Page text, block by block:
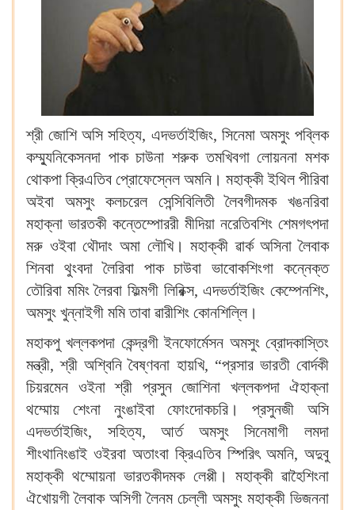
শ্রী জোশি অসি সহিত্য, এদভর্তাইজিং, সিনেমা অমসুং পব্লিক
কম্ম্যুনিকেসনদা পাক চাউনা শরুক তমখিবগা লোয়ননা মশক
থোকপা ক্রিএতিব প্রোফেস্নেল অমনি। মহাক্কী ইথিল পীরিবা
অইবা অমসুং কলচরেল সেন্সিবিলিতী লৈবগীদমক খঙনরিবা
মহাক্না ভারতকী কন্তেম্পোররী মীদিয়া নরেতিবশিং শেমগৎপদা
মরু ওইবা থৌদাং অমা লৌখি। মহাক্কী ৱার্ক অসিনা লৈবাক
শিনবা থুংবদা লৈরিবা পাক চাউবা ভাবোকশিংগা কন্নেক্ত
তৌরিবা মমিং লৈরবা ফিল্মগী লিরিক্স, এদভর্তাইজিং কেম্পেনশিং,
অমসুং খুন্নাইগী মমি তাবা ৱারীশিং কোনশিল্লি।
মহাকপু খল্লকপদা কেন্দ্রগী ইনফোর্মেসন অমসুং ব্রোদকাস্তিং
মন্ত্রী, শ্রী অশ্বিনি বৈষ্ণবনা হায়খি, “প্রসার ভারতী বোর্দকী
চিয়রমেন ওইনা শ্রী প্রসুন জোশিনা খল্লকপদা ঐহাক্না
থম্মোয় শেংনা নুংঙাইবা ফোংদোকচরি। প্রসুনজী অসি
এদভর্তাইজিং, সহিত্য, আর্ত অমসুং সিনেমাগী লমদা
শীংথানিংঙাই ওইরবা অতাংবা ক্রিএতিব স্পিরিৎ অমনি, অদুবু
মহাক্কী থম্মোয়না ভারতকীদমক লেপ্পী। মহাক্কী ৱাহৈশিংনা
ঐখোয়গী লৈবাক অসিগী লৈনম চেল্লী অমসুং মহাক্কী ভিজননা